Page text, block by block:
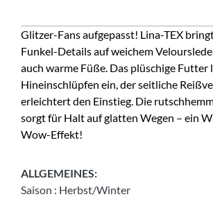
Glitzer-Fans aufgepasst! Lina-TEX
Funkel-Details auf weichem
auch warme Füße. Das plüschige Futter
Hineinschlüpfen ein, der seitliche
erleichtert den Einstieg. Die
sorgt für Halt auf glatten Wegen – ein
Wow-Effekt!
ALLGEMEINES:
Saison : Herbst/Winter